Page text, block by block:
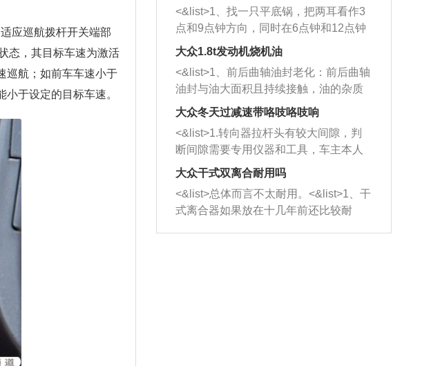
应巡航拨杆开关端部
态，其目标车速为激活
巡航；如前车车速小于
于设定的目标车速。
施。 <&list>2、直接利用木棍将所有的
杂物推到排气管里面的位置处，然后将
三元催化器拆解开，就可以将堵塞的东
西取出来。但如果是因为积碳过多引起
的堵塞，就需要将三元催化器泡在草酸
洗剂对堵塞的情况得到解决，将清洗剂
放在燃油箱中，与燃油混合后，车辆启
动时，就可以和汽油一起进入到燃烧
室，最后形成废气排出，就可以让三元
催化器得到清洗，排气管堵塞的情况就
能够得到解决。
<&list>1、找一只平底锅，把两耳看作3
点和9点钟方向，同时在6点钟和12点钟
方向做一个标记。 <&list>2、双手握住
一圈半的练习，往右同样也要打相同的
圈数。 <&list>3、最后强调要反复练
习，这样就可以形成肌肉记忆，在真实
驾驶车辆时，不需要记忆也能打好方
向。
大众1.8t发动机烧机油
<&list>1、前后曲轴油封老化：前后曲轴
油封与油大面积且持续接触，油的杂质
和发动机内持续温度变化使其密封效果
逐渐减弱，导致渗油或漏油。<&list>2、
活塞间隙过大：积碳会使活塞环与缸体
的间隙扩大，导致机油流入燃烧室中，
造成烧机油。<&list>3、机油粘度。使用
机油粘度过小的话，同样会有烧机油现
象，机油粘度过小具有很好的流动性，
大众冬天过减速带咯吱咯吱响
<&list>1.转向器拉杆头有较大间隙，判
断间隙需要专用仪器和工具，车主本人
无法制作，需要将车辆送到修理厂或4s
店；<&list>2.车辆半轴套管防尘罩破
裂，破裂后会出现漏油现象，使半轴磨
损严重，磨损的半轴容易损坏，产生异
响；<&list>3.稳定器的转向胶套和球头
大众干式双离合耐用吗
<&list>总体而言不太耐用。<&list>1、干
式离合器如果放在十几年前还比较耐